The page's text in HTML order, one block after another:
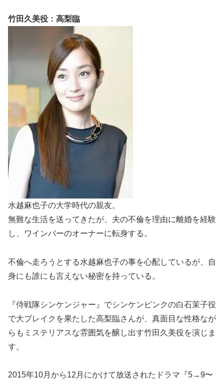
竹田久美役：高梨臨
水越麻也子の大学時代の親友。
無難な生活を送ってきたが、夫の不倫を理由に離婚を経験
し、ワインバーのオーナーに転身する。
不倫へ走ろうとする水越麻也子の事を心配しているが、自
身にも誰にも言えない秘密を持っている。
『侍戦隊シンケンジャー』でシンケンピンクの白石茉子役
で大ブレイクを果たした高梨臨さんが、真面目な性格なが
らもミステリアスな雰囲気を醸し出す竹田久美役を演じま
す。
2015年10月から12月にかけて放送されたドラマ『5→9〜